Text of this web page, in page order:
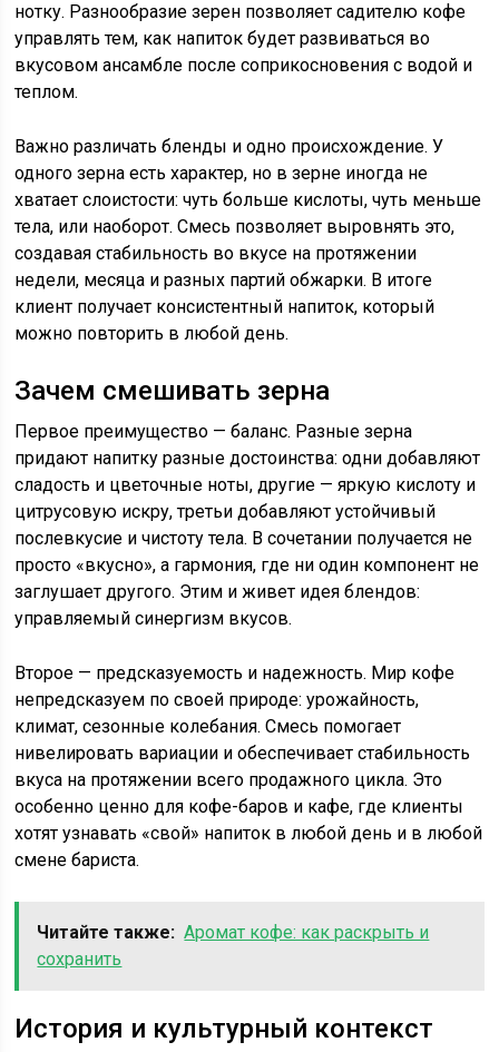
нотку. Разнообразие зерен позволяет садителю кофе
управлять тем, как напиток будет развиваться во
вкусовом ансамбле после соприкосновения с водой и
теплом.
Важно различать бленды и одно происхождение. У
одного зерна есть характер, но в зерне иногда не
хватает слоистости: чуть больше кислоты, чуть меньше
тела, или наоборот. Смесь позволяет выровнять это,
создавая стабильность во вкусе на протяжении
недели, месяца и разных партий обжарки. В итоге
клиент получает консистентный напиток, который
можно повторить в любой день.
Зачем смешивать зерна
Первое преимущество — баланс. Разные зерна
придают напитку разные достоинства: одни добавляют
сладость и цветочные ноты, другие — яркую кислоту и
цитрусовую искру, третьи добавляют устойчивый
послевкусие и чистоту тела. В сочетании получается не
просто «вкусно», а гармония, где ни один компонент не
заглушает другого. Этим и живет идея блендов:
управляемый синергизм вкусов.
Второе — предсказуемость и надежность. Мир кофе
непредсказуем по своей природе: урожайность,
климат, сезонные колебания. Смесь помогает
нивелировать вариации и обеспечивает стабильность
вкуса на протяжении всего продажного цикла. Это
особенно ценно для кофе-баров и кафе, где клиенты
хотят узнавать «свой» напиток в любой день и в любой
смене бариста.
Читайте также: Аромат кофе: как раскрыть и
сохранить
История и культурный контекст